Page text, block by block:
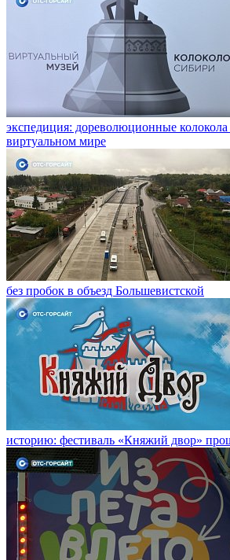
экспедиция: дореволюционные
виртуальном мире
без пробок в объезд Большевистской
историю: фестиваль «Княжий двор»